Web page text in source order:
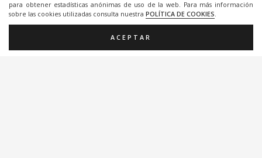
para obtener estadísticas anónimas de uso de la web. Para más información
sobre las cookies utilizadas consulta nuestra POLÍTICA DE COOKIES.
ACEPTAR